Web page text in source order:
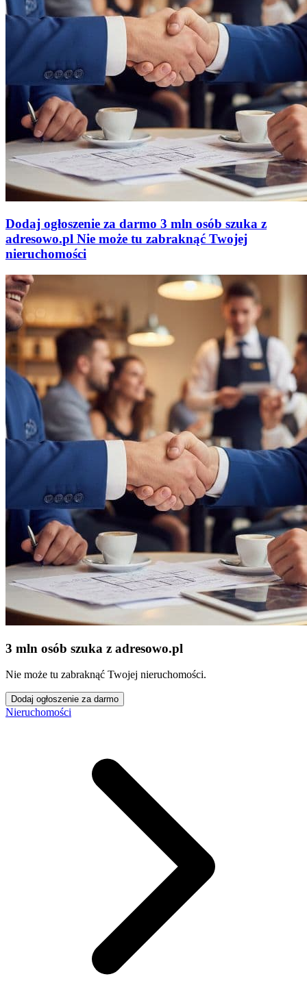
Dodaj ogłoszenie za darmo 3 mln osób szuka z
adresowo.pl Nie może tu zabraknąć Twojej
nieruchomości
3 mln osób szuka z adresowo.pl
Nie może tu zabraknąć Twojej nieruchomości.
Dodaj ogłoszenie za darmo
Nieruchomości